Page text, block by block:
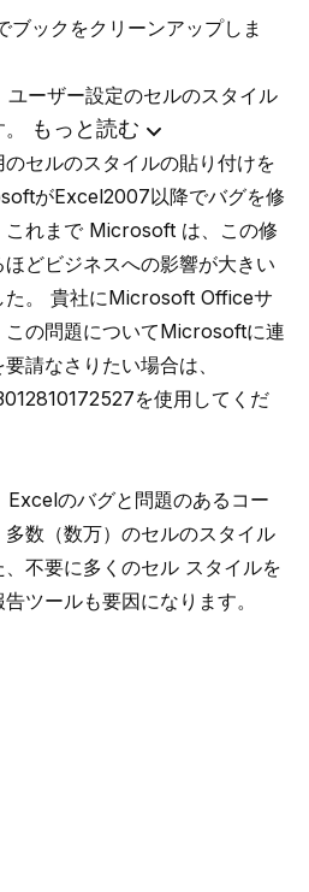
ブックをクリーンアップしま
ーザー設定のセルのスタイル
もっと読む
セルのスタイルの貼り付けを
がExcel2007以降でバグを修
これまで Microsoft は、この修
どビジネスへの影響が大きい
た。 貴社にMicrosoft Officeサ
この問題についてMicrosoftに連
請なさりたい場合は、
を使用してくだ
のバグと問題のあるコー
多数（数万）のセルのスタイル
不要に多くのセル スタイルを
ツールも要因になります。